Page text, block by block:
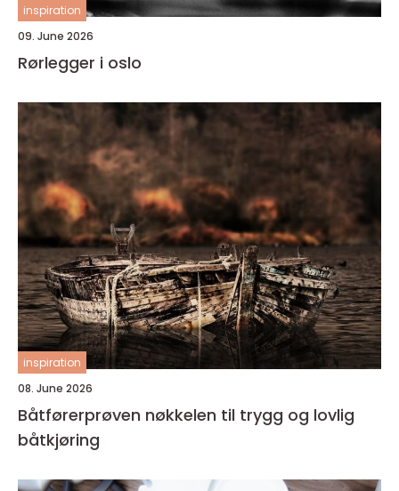
inspiration
09. June 2026
Rørlegger i oslo
inspiration
08. June 2026
Båtførerprøven nøkkelen til trygg og lovlig
båtkjøring